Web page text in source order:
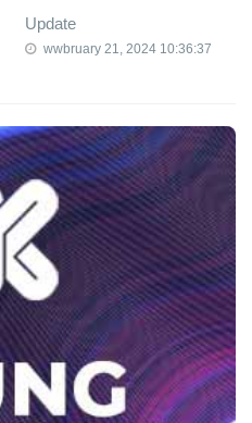
Update
wwbruary 21, 2024 10:36:37